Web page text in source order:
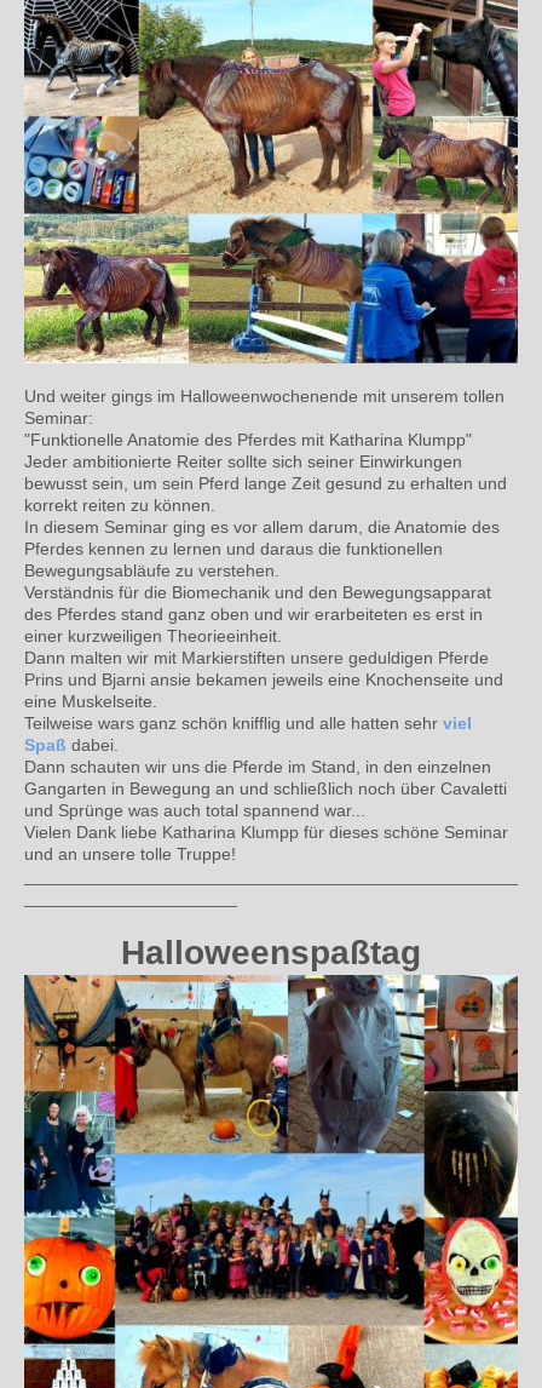
Und weiter gings im Halloweenwochenende mit unserem tollen
Seminar:
"Funktionelle Anatomie des Pferdes mit Katharina Klumpp"
Jeder ambitionierte Reiter sollte sich seiner Einwirkungen
bewusst sein, um sein Pferd lange Zeit gesund zu erhalten und
korrekt reiten zu können.
In diesem Seminar ging es vor allem darum, die Anatomie des
Pferdes kennen zu lernen und daraus die funktionellen
Bewegungsabläufe zu verstehen.
Verständnis für die Biomechanik und den Bewegungsapparat
des Pferdes stand ganz oben und wir erarbeiteten es erst in
einer kurzweiligen Theorieeinheit.
Dann malten wir mit Markierstiften unsere geduldigen Pferde
Prins und Bjarni ansie bekamen jeweils eine Knochenseite und
eine Muskelseite.
Teilweise wars ganz schön knifflig und alle hatten sehr viel
Spaß dabei.
Dann schauten wir uns die Pferde im Stand, in den einzelnen
Gangarten in Bewegung an und schließlich noch über Cavaletti
und Sprünge was auch total spannend war...
Vielen Dank liebe Katharina Klumpp für dieses schöne Seminar
und an unsere tolle Truppe!
Halloweenspaßtag